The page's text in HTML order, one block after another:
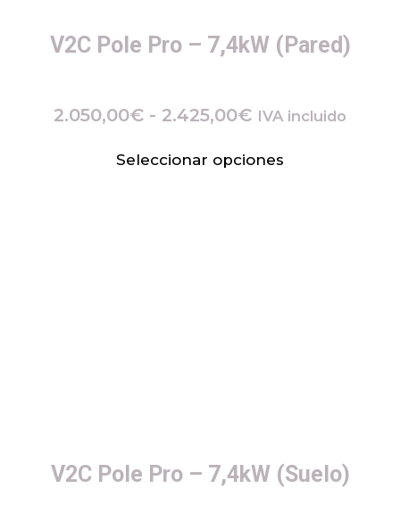
V2C Pole Pro – 7,4kW (Pared)
2.050,00€ - 2.425,00€ IVA incluido
Seleccionar opciones
V2C Pole Pro – 7,4kW (Suelo)